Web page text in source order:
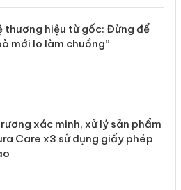
thương hiệu từ gốc: Đừng để
mới lo làm chuồng”
xác minh, xử lý sản phẩm
Care x3 sử dụng giấy phép